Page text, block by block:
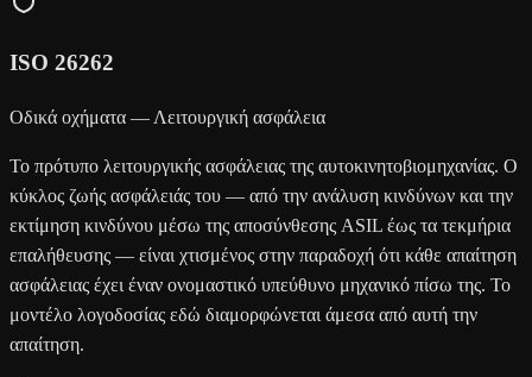
ISO 26262
Οδικά οχήματα — Λειτουργική ασφάλεια
Το πρότυπο λειτουργικής ασφάλειας της αυτοκινητοβιομηχανίας. Ο
κύκλος ζωής ασφάλειάς του — από την ανάλυση κινδύνων και την
εκτίμηση κινδύνου μέσω της αποσύνθεσης ASIL έως τα τεκμήρια
επαλήθευσης — είναι χτισμένος στην παραδοχή ότι κάθε απαίτηση
ασφάλειας έχει έναν ονομαστικό υπεύθυνο μηχανικό πίσω της. Το
μοντέλο λογοδοσίας εδώ διαμορφώνεται άμεσα από αυτή την
απαίτηση.